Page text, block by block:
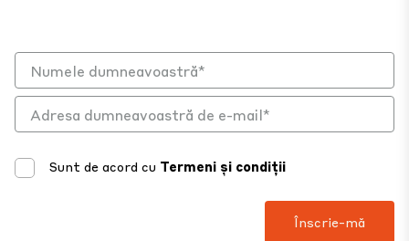
Sunt de acord cu Termeni și condiții